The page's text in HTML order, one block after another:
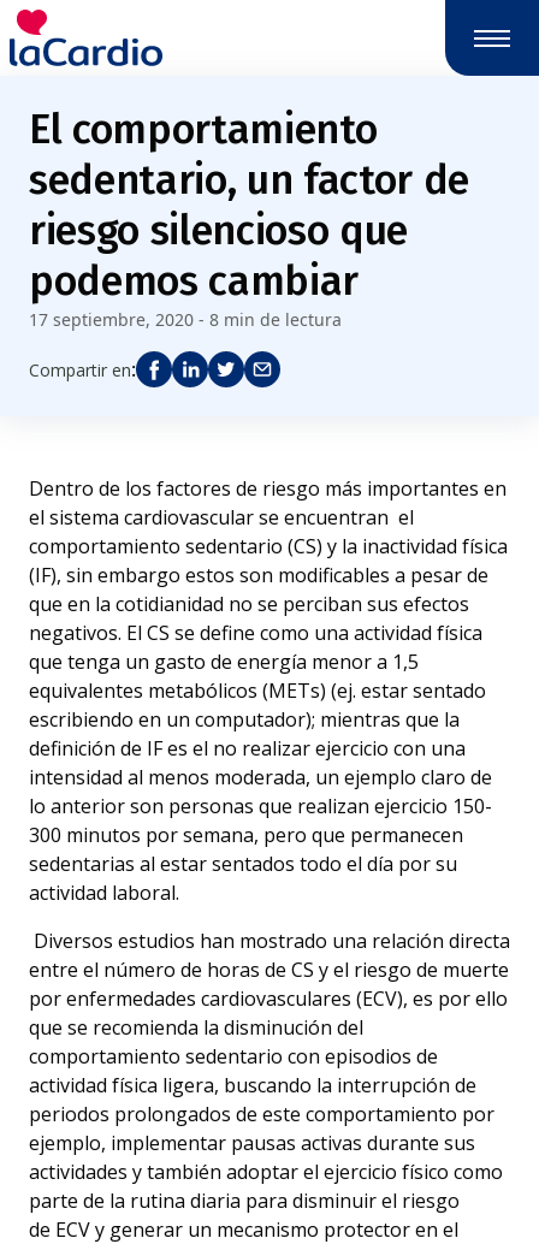
El comportamiento
sedentario, un factor de
riesgo silencioso que
podemos cambiar
17 septiembre, 2020 - 8 min de lectura
Compartir en:
Dentro de los factores de riesgo más importantes en
el sistema cardiovascular se encuentran el
comportamiento sedentario (CS) y la inactividad física
(IF), sin embargo estos son modificables a pesar de
que en la cotidianidad no se perciban sus efectos
negativos. El CS se define como una actividad física
que tenga un gasto de energía menor a 1,5
equivalentes metabólicos (METs) (ej. estar sentado
escribiendo en un computador); mientras que la
definición de IF es el no realizar ejercicio con una
intensidad al menos moderada, un ejemplo claro de
lo anterior son personas que realizan ejercicio 150-
300 minutos por semana, pero que permanecen
sedentarias al estar sentados todo el día por su
actividad laboral.
Diversos estudios han mostrado una relación directa
entre el número de horas de CS y el riesgo de muerte
por enfermedades cardiovasculares (ECV), es por ello
que se recomienda la disminución del
comportamiento sedentario con episodios de
actividad física ligera, buscando la interrupción de
periodos prolongados de este comportamiento por
ejemplo, implementar pausas activas durante sus
actividades y también adoptar el ejercicio físico como
parte de la rutina diaria para disminuir el riesgo
de ECV y generar un mecanismo protector en el